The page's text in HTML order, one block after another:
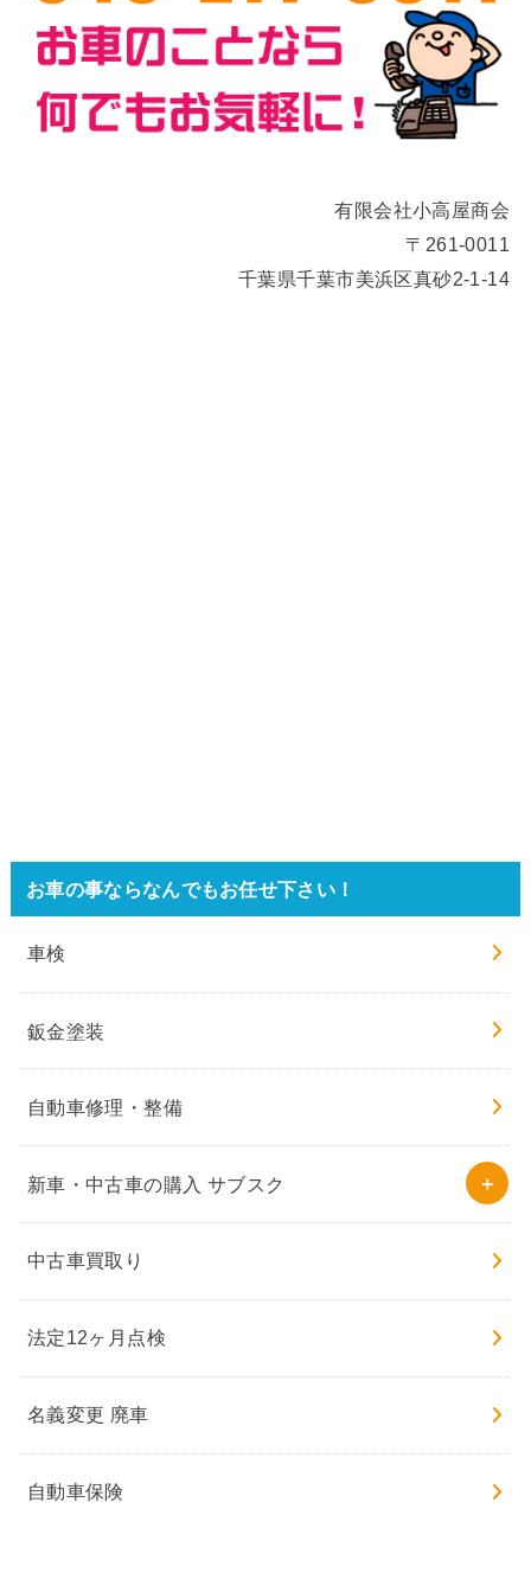
有限会社小高屋商会
〒261-0011
千葉県千葉市美浜区真砂2-1-14
お車の事ならなんでもお任せ下さい！
車検
鈑金塗装
自動車修理・整備
新車・中古車の購入 サブスク
中古車買取り
法定12ヶ月点検
名義変更 廃車
自動車保険